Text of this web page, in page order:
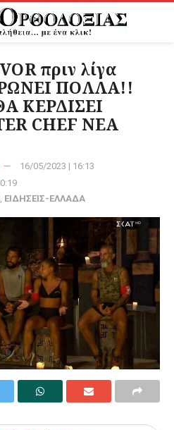
πριν λίγα
ΠΟΛΛΑ!!
ΚΕΡΔΙΣΕΙ
CHEF ΝΕΑ
16/05/2023 | 16:13
, ΕΙΔΗΣΕΙΣ-ΕΛΛΑΔΑ